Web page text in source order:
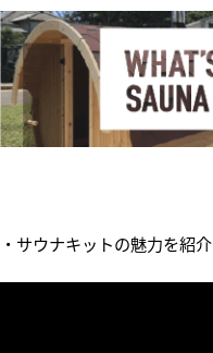
・サウナキットの魅力を紹介